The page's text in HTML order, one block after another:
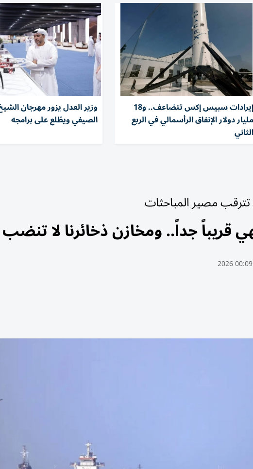
إيرادات سبيس إكس تتضاعف.. و18
مليار دولار الإنفاق الرأسمالي في الربع
الثاني
وزير العدل يزور مهرجان
الصيفي ويطّلع على برامجه
تترقب مصير المباحثات
جداً.. ومخازن ذخائرنا لا تنضب